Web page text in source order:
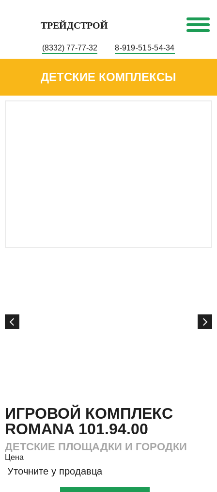
ТРЕЙДСТРОЙ
(8332) 77-77-32 8-919-515-54-34
ДЕТСКИЕ КОМПЛЕКСЫ
ИГРОВОЙ КОМПЛЕКС
ROMANA 101.94.00
ДЕТСКИЕ ПЛОЩАДКИ И ГОРОДКИ
Цена
Уточните у продавца